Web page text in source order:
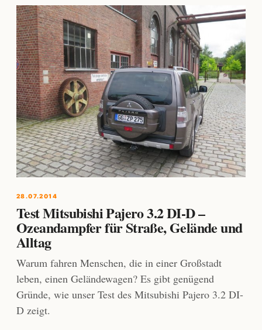
28.07.2014
Test Mitsubishi Pajero 3.2 DI-D –
Ozeandampfer für Straße, Gelände und
Alltag
Warum fahren Menschen, die in einer Großstadt
leben, einen Geländewagen? Es gibt genügend
Gründe, wie unser Test des Mitsubishi Pajero 3.2 DI-
D zeigt.